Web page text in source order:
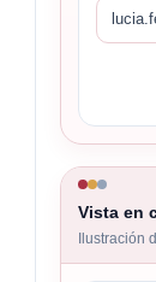
Vista en
Ilustración